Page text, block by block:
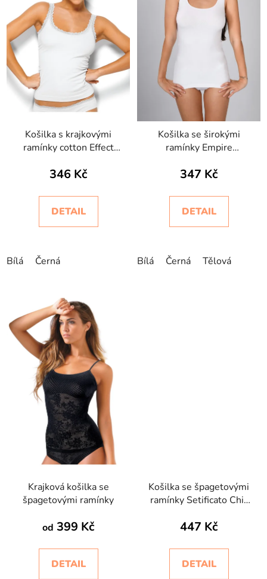
Košilka s krajkovými
ramínky cotton Effect
346 Kč
DETAIL
Bílá Černá
Košilka se širokými
ramínky Empire
347 Kč
DETAIL
Bílá Černá Tělová
Krajková košilka se
špagetovými ramínky
od 399 Kč
DETAIL
Košilka se špagetovými
ramínky Setificato Chic
447 Kč
DETAIL